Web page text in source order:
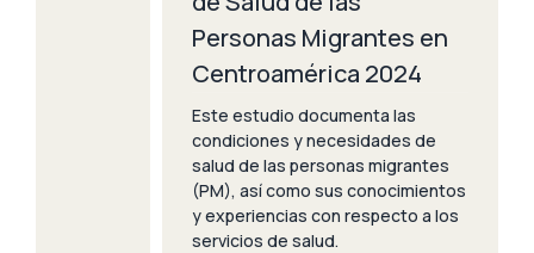
Personas Migrantes en
Centroamérica 2024
Este estudio documenta las
condiciones y necesidades de
salud de las personas migrantes
(PM), así como sus conocimientos
y experiencias con respecto a los
servicios de salud.